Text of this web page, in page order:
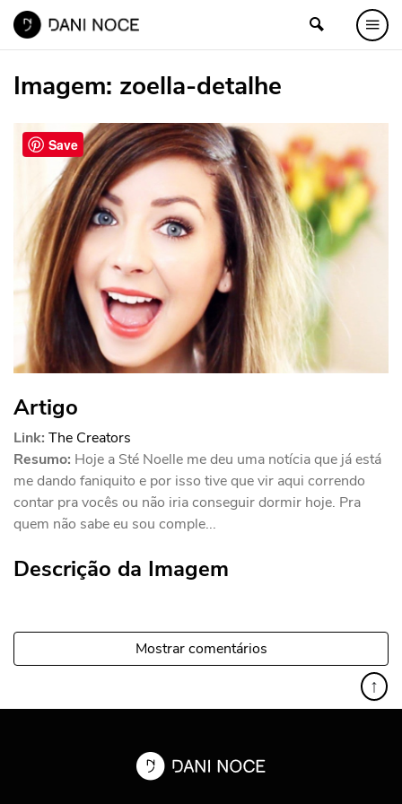
Imagem: zoella-detalhe
Artigo
Link: The Creators
Resumo: Hoje a Sté Noelle me deu uma notícia que já está
me dando faniquito e por isso tive que vir aqui correndo
contar pra vocês ou não iria conseguir dormir hoje. Pra
quem não sabe eu sou comple...
Descrição da Imagem
Mostrar comentários
↑
Save